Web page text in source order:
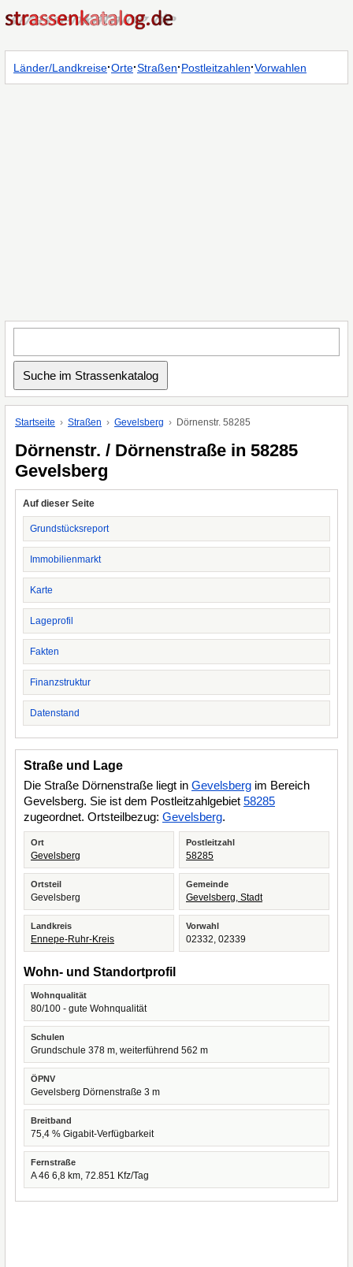
Länder/Landkreise·Orte·Straßen·Postleitzahlen·Vorwahlen
Startseite Straßen Gevelsberg Dörnenstr. 58285
Dörnenstr. / Dörnenstraße in 58285
Gevelsberg
Auf dieser Seite
Grundstücksreport
Immobilienmarkt
Karte
Lageprofil
Fakten
Finanzstruktur
Datenstand
Straße und Lage
Die Straße Dörnenstraße liegt in Gevelsberg im Bereich
Gevelsberg. Sie ist dem Postleitzahlgebiet 58285
zugeordnet. Ortsteilbezug: Gevelsberg.
Ort
Gevelsberg
Postleitzahl
58285
Ortsteil
Gevelsberg
Gemeinde
Gevelsberg, Stadt
Landkreis
Ennepe-Ruhr-Kreis
Vorwahl
02332, 02339
Wohn- und Standortprofil
Wohnqualität
80/100 - gute Wohnqualität
Schulen
Grundschule 378 m, weiterführend 562 m
ÖPNV
Gevelsberg Dörnenstraße 3 m
Breitband
75,4 % Gigabit-Verfügbarkeit
Fernstraße
A 46 6,8 km, 72.851 Kfz/Tag